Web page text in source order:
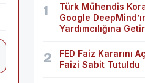
1
Türk Mühendis
Google
Yardımcılığına
2
FED Faiz Kararını
Faizi Sabit Tutuldu